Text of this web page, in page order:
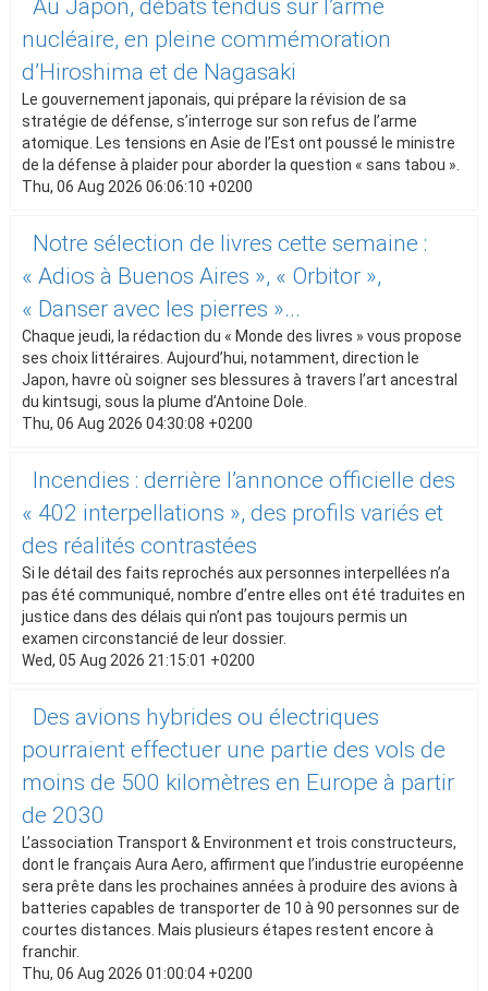
Au Japon, débats tendus sur l’arme
nucléaire, en pleine commémoration
d’Hiroshima et de Nagasaki
Le gouvernement japonais, qui prépare la révision de sa
stratégie de défense, s’interroge sur son refus de l’arme
atomique. Les tensions en Asie de l’Est ont poussé le ministre
de la défense à plaider pour aborder la question « sans tabou ».
Thu, 06 Aug 2026 06:06:10 +0200
Notre sélection de livres cette semaine :
« Adios à Buenos Aires », « Orbitor »,
« Danser avec les pierres »...
Chaque jeudi, la rédaction du « Monde des livres » vous propose
ses choix littéraires. Aujourd’hui, notamment, direction le
Japon, havre où soigner ses blessures à travers l’art ancestral
du kintsugi, sous la plume d’Antoine Dole.
Thu, 06 Aug 2026 04:30:08 +0200
Incendies : derrière l’annonce officielle des
« 402 interpellations », des profils variés et
des réalités contrastées
Si le détail des faits reprochés aux personnes interpellées n’a
pas été communiqué, nombre d’entre elles ont été traduites en
justice dans des délais qui n’ont pas toujours permis un
examen circonstancié de leur dossier.
Wed, 05 Aug 2026 21:15:01 +0200
Des avions hybrides ou électriques
pourraient effectuer une partie des vols de
moins de 500 kilomètres en Europe à partir
de 2030
L’association Transport & Environment et trois constructeurs,
dont le français Aura Aero, affirment que l’industrie européenne
sera prête dans les prochaines années à produire des avions à
batteries capables de transporter de 10 à 90 personnes sur de
courtes distances. Mais plusieurs étapes restent encore à
franchir.
Thu, 06 Aug 2026 01:00:04 +0200